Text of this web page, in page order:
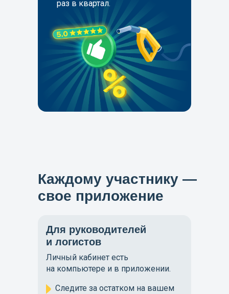
Начать заправляться
раз в квартал.
Каждому участнику —
свое приложение
Для руководителей
и логистов
Личный кабинет есть
на компьютере и в приложении.
Следите за остатком на вашем